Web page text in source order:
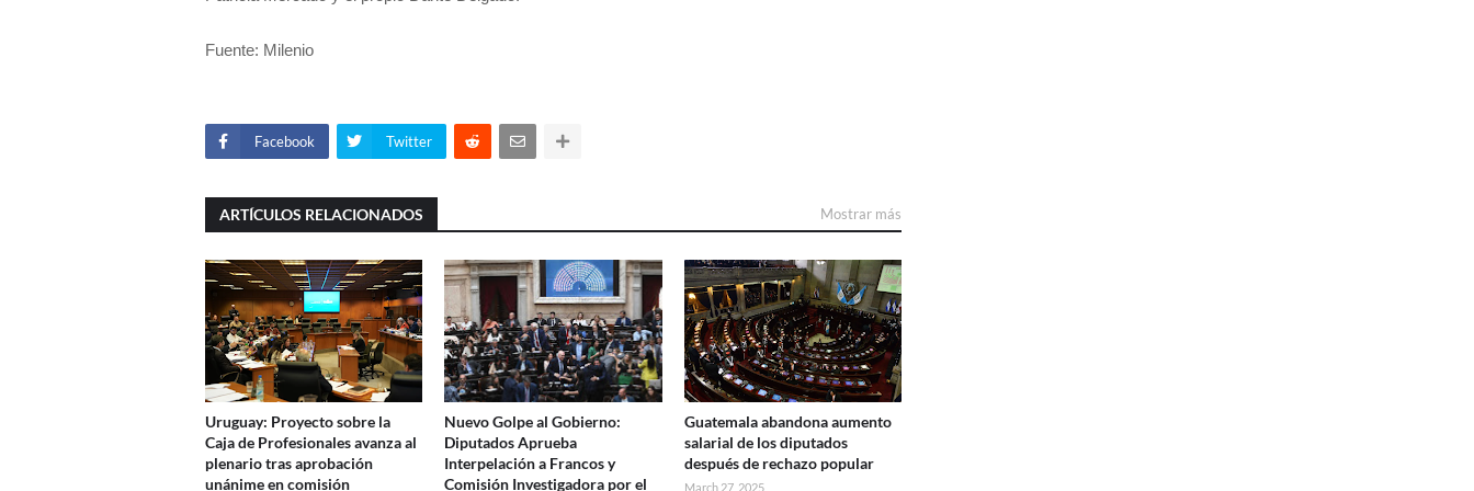
Fuente: Milenio
Facebook Twitter
ARTÍCULOS RELACIONADOS Mostrar más
Uruguay: Proyecto sobre la
Caja de Profesionales avanza al
plenario tras aprobación
unánime en comisión
Nuevo Golpe al Gobierno:
Diputados Aprueba
Interpelación a Francos y
Comisión Investigadora por el
Guatemala abandona aumento
salarial de los diputados
después de rechazo popular
March 27, 2025